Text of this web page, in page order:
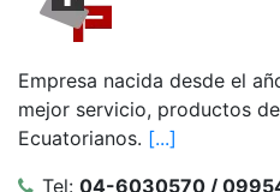
Empresa nacida desde el
mejor servicio, productos
Ecuatorianos. [...]
Tel: 04-6030570 /